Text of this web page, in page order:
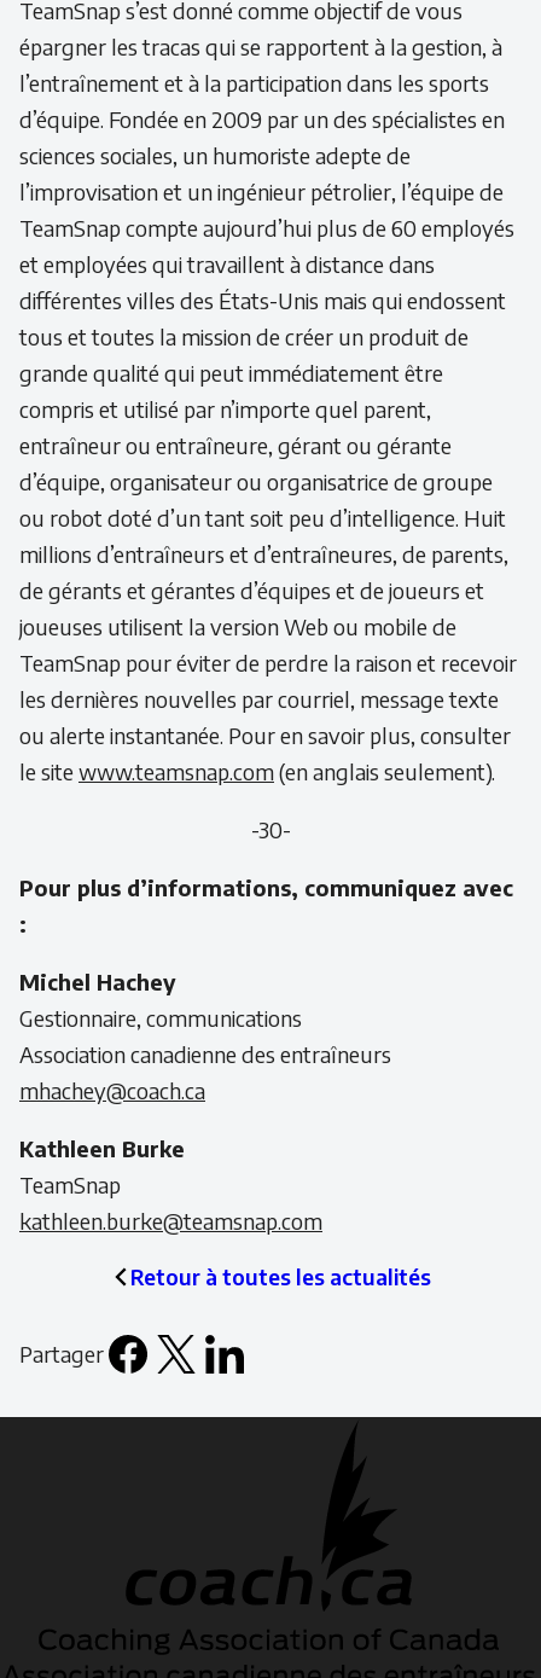
TeamSnap s’est donné comme objectif de vous
épargner les tracas qui se rapportent à la gestion, à
l’entraînement et à la participation dans les sports
d’équipe. Fondée en 2009 par un des spécialistes en
sciences sociales, un humoriste adepte de
l’improvisation et un ingénieur pétrolier, l’équipe de
TeamSnap compte aujourd’hui plus de 60 employés
et employées qui travaillent à distance dans
différentes villes des États-Unis mais qui endossent
tous et toutes la mission de créer un produit de
grande qualité qui peut immédiatement être
compris et utilisé par n’importe quel parent,
entraîneur ou entraîneure, gérant ou gérante
d’équipe, organisateur ou organisatrice de groupe
ou robot doté d’un tant soit peu d’intelligence. Huit
millions d’entraîneurs et d’entraîneures, de parents,
de gérants et gérantes d’équipes et de joueurs et
joueuses utilisent la version Web ou mobile de
TeamSnap pour éviter de perdre la raison et recevoir
les dernières nouvelles par courriel, message texte
ou alerte instantanée. Pour en savoir plus, consulter
le sitewww.teamsnap.com(en anglais seulement).
-30-
Pour plus d’informations, communiquez avec
:
Michel Hachey
Gestionnaire, communications
Association canadienne des entraîneurs
mhachey@coach.ca
Kathleen Burke
TeamSnap
kathleen.burke@teamsnap.com
Retour à toutes les actualités
Partager
Facebook
X LinkedIn